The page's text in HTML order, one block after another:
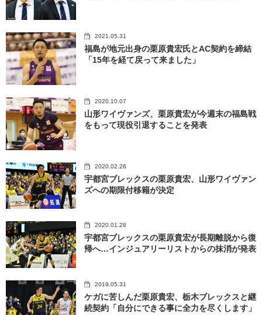
2021.05.31
福島が地元出身の栗原貴宏氏とAC契約を締結
「15年を経て戻って来ました」
2020.10.07
山形ワイヴァンズ、栗原貴宏が今週末の福島戦
をもって現役引退することを発表
2020.02.26
宇都宮ブレックスの栗原貴宏、山形ワイヴァン
ズへの期限付移籍が決定
2020.01.28
宇都宮ブレックスの栗原貴宏が長期離脱から復
帰へ…インジュアリーリストからの抹消が発表
2019.05.31
ケガに苦しんだ栗原貴宏、栃木ブレックスと継
続契約「自分にできる事に全力を尽くします」